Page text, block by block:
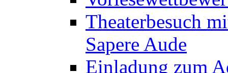
Theaterbesuch
Sapere Aude
Einladung zum